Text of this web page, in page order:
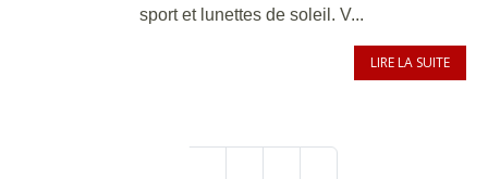
sport et lunettes de soleil. V...
LIRE LA SUITE